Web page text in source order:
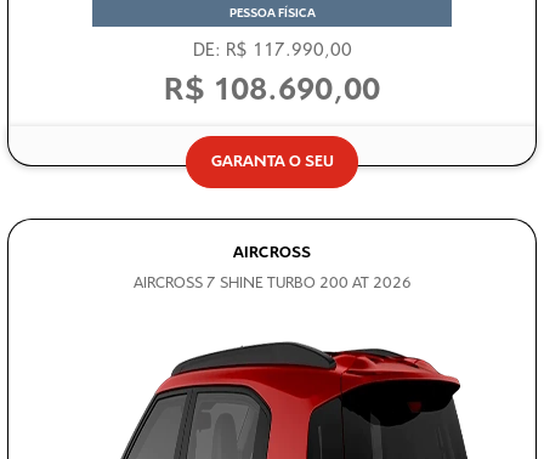
PESSOA FÍSICA
DE: R$ 117.990,00
R$ 108.690,00
GARANTA O SEU
AIRCROSS
AIRCROSS 7 SHINE TURBO 200 AT 2026